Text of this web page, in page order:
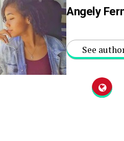
Angely
See